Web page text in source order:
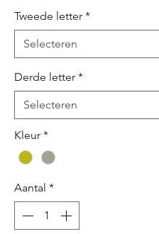
Tweede letter *
Selecteren
Derde letter *
Selecteren
Kleur *
Aantal *